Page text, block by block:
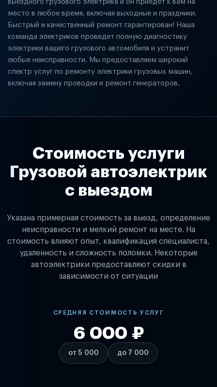
выездного грузового электрика и он приедет к вам на
место в любое время, включая выходные и праздники.
Быстрый и качественный ремонт гарантирован! Наша
команда электриков проведет полную диагностику
электрики вашего грузового автомобиля и устранит
любые неисправности. Мы предоставляем широкий
спектр услуг по ремонту электрики грузовых машин,
включая замену проводки и ремонт генераторов.
Стоимость услуги
Грузовой автоэлектрик
с выездом
Указана примерная стоимость за выезд, определение
неисправности и мелкий ремонт на месте. На
стоимость влияют опыт, квалификация специалиста,
удаленность и сложность поломки. Некоторые
автоэлектрики предоставляют скидки в
зависимости от ситуации
СРЕДНЯЯ СТОИМОСТЬ УСЛУГ
от 5 000
6 000 ₽
до 7 000